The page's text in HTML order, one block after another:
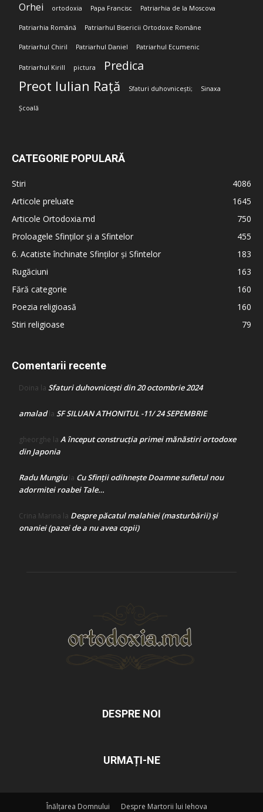
Orhei ortodoxia Papa Francisc Patriarhia de la Moscova
Patriarhia Română Patriarhul Bisericii Ortodoxe Române
Patriarhul Chiril Patriarhul Daniel Patriarhul Ecumenic
Patriarhul Kirill pictura Predica
Preot Iulian Rață Sfaturi duhovnicești; Sinaxa
Școală
CATEGORIE POPULARĂ
Stiri
4086
Articole preluate
1645
Articole Ortodoxia.md
750
Proloagele Sfinților și a Sfintelor
455
6. Acatiste închinate Sfinților și Sfintelor
183
Rugăciuni
163
Fără categorie
160
Poezia religioasă
160
Stiri religioase
79
Comentarii recente
Doina la Sfaturi duhovnicești din 20 octombrie 2024
amaladla SF SILUAN ATHONITUL -11/ 24 SEPEMBRIE
gheorghe la A început construcţia primei mănăstiri ortodoxe
din Japonia
Radu Mungiula Cu Sfinții odihnește Doamne sufletul nou
adormitei roabei Tale…
Crina Marina la Despre păcatul malahiei (masturbării) şi
onaniei (pazei de a nu avea copii)
DESPRE NOI
URMAȚI-NE
Înălțarea Domnului Despre Martorii lui Iehova